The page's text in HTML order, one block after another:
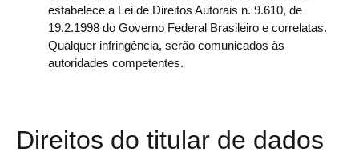
estabelece a Lei de Direitos Autorais n. 9.610, de
19.2.1998 do Governo Federal Brasileiro e correlatas.
Qualquer infringência, serão comunicados às
autoridades competentes.
Direitos do titular de dados